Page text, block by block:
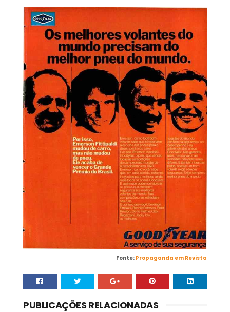
Fonte: Propaganda em Revista
PUBLICAÇÕES RELACIONADAS